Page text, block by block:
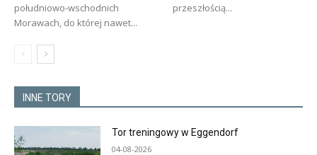
południowo-wschodnich
Morawach, do której nawet...
przeszłością...
INNE TORY
Tor treningowy w Eggendorf
04-08-2026